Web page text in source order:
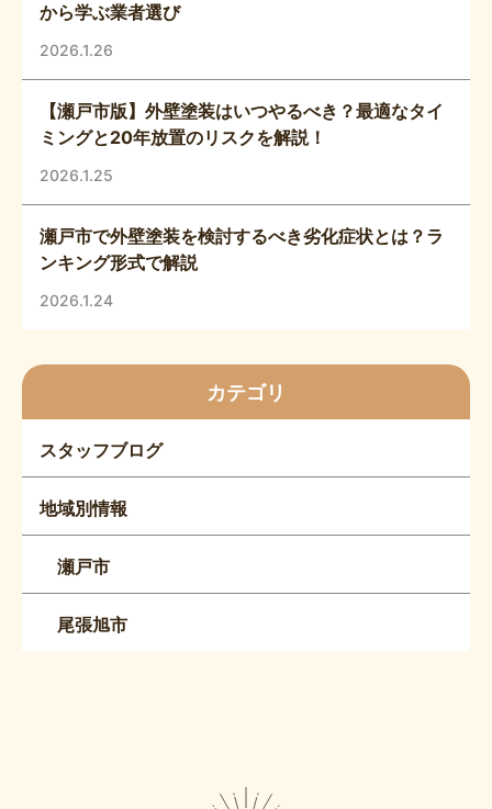
から学ぶ業者選び
2026.1.26
【瀬戸市版】外壁塗装はいつやるべき？最適なタイ
ミングと20年放置のリスクを解説！
2026.1.25
瀬戸市で外壁塗装を検討するべき劣化症状とは？ラ
ンキング形式で解説
2026.1.24
カテゴリ
スタッフブログ
地域別情報
瀬戸市
尾張旭市